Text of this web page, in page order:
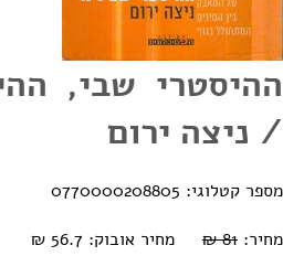
ההיסטרי שבי,
/ ניצה ירום
מספר קטלוגי: 0770000208805
מחיר: 81 ₪ מחיר אובוק: 56.7 ₪